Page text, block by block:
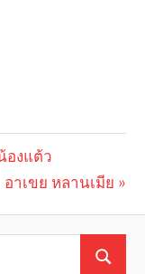
องแต้ว
Next
อาเขย หลานเมีย